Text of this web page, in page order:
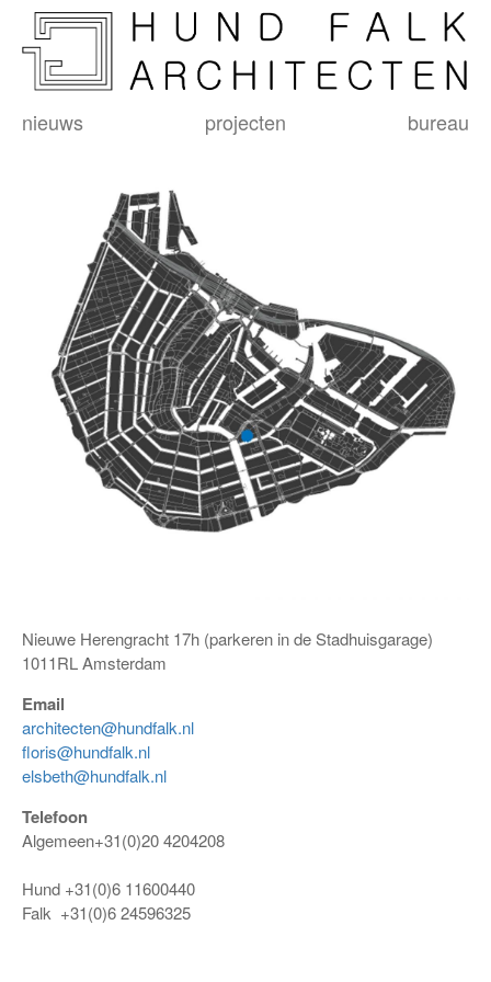
nieuws projecten bureau
Nieuwe Herengracht 17h (parkeren in de Stadhuisgarage)
1011RL Amsterdam
Email
architecten@hundfalk.nl
floris@hundfalk.nl
elsbeth@hundfalk.nl
Telefoon
Algemeen+31(0)20 4204208
Hund +31(0)6 11600440
Falk +31(0)6 24596325